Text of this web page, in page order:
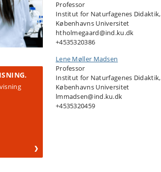
Professor
Institut for Naturfagenes Didaktik,
Københavns Universitet
htholmegaard@ind.ku.dk
+4535320386
Lene Møller Madsen
Professor
Institut for Naturfagenes Didaktik,
Københavns Universitet
lmmadsen@ind.ku.dk
+4535320459